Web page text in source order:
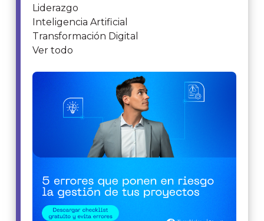
Liderazgo
Inteligencia Artificial
Transformación Digital
Ver todo